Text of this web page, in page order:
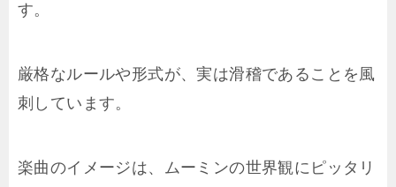
す。
厳格なルールや形式が、実は滑稽であることを風
刺しています。
楽曲のイメージは、ムーミンの世界観にピッタリ